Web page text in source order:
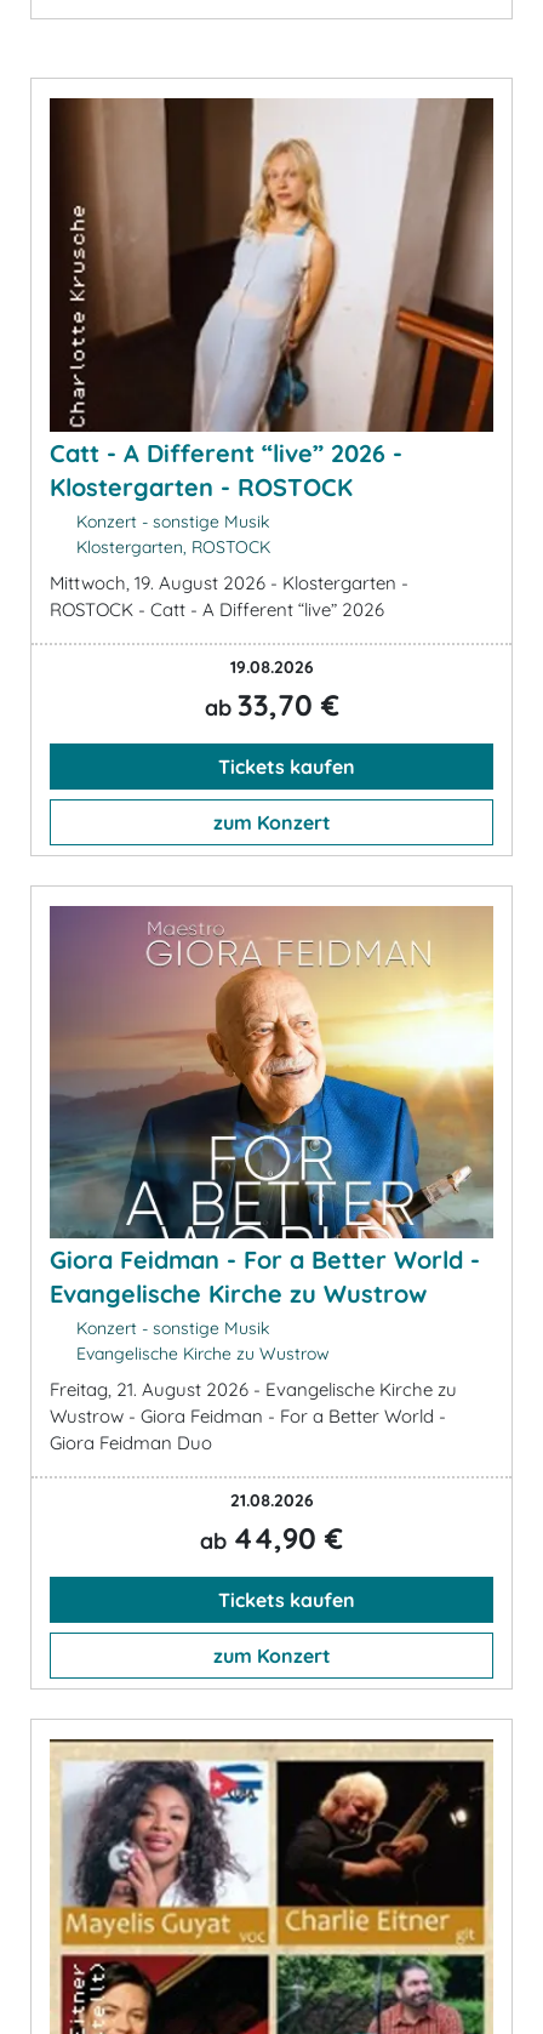
Catt - A Different “live” 2026 -
Klostergarten - ROSTOCK
Konzert - sonstige Musik
Klostergarten, ROSTOCK
Mittwoch, 19. August 2026 - Klostergarten -
ROSTOCK - Catt - A Different “live” 2026
19.08.2026
ab 33,70 €
Tickets kaufen
zum Konzert
Giora Feidman - For a Better World -
Evangelische Kirche zu Wustrow
Konzert - sonstige Musik
Evangelische Kirche zu Wustrow
Freitag, 21. August 2026 - Evangelische Kirche zu
Wustrow - Giora Feidman - For a Better World -
Giora Feidman Duo
21.08.2026
ab 44,90 €
Tickets kaufen
zum Konzert